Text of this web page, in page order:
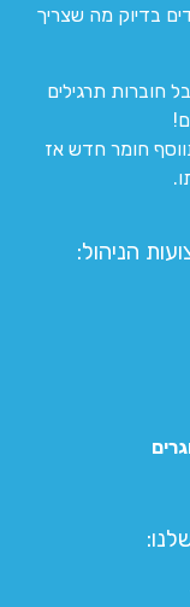
בדיוק מה שצריך
חוברות תרגילים
חומר חדש אז
הניהול: